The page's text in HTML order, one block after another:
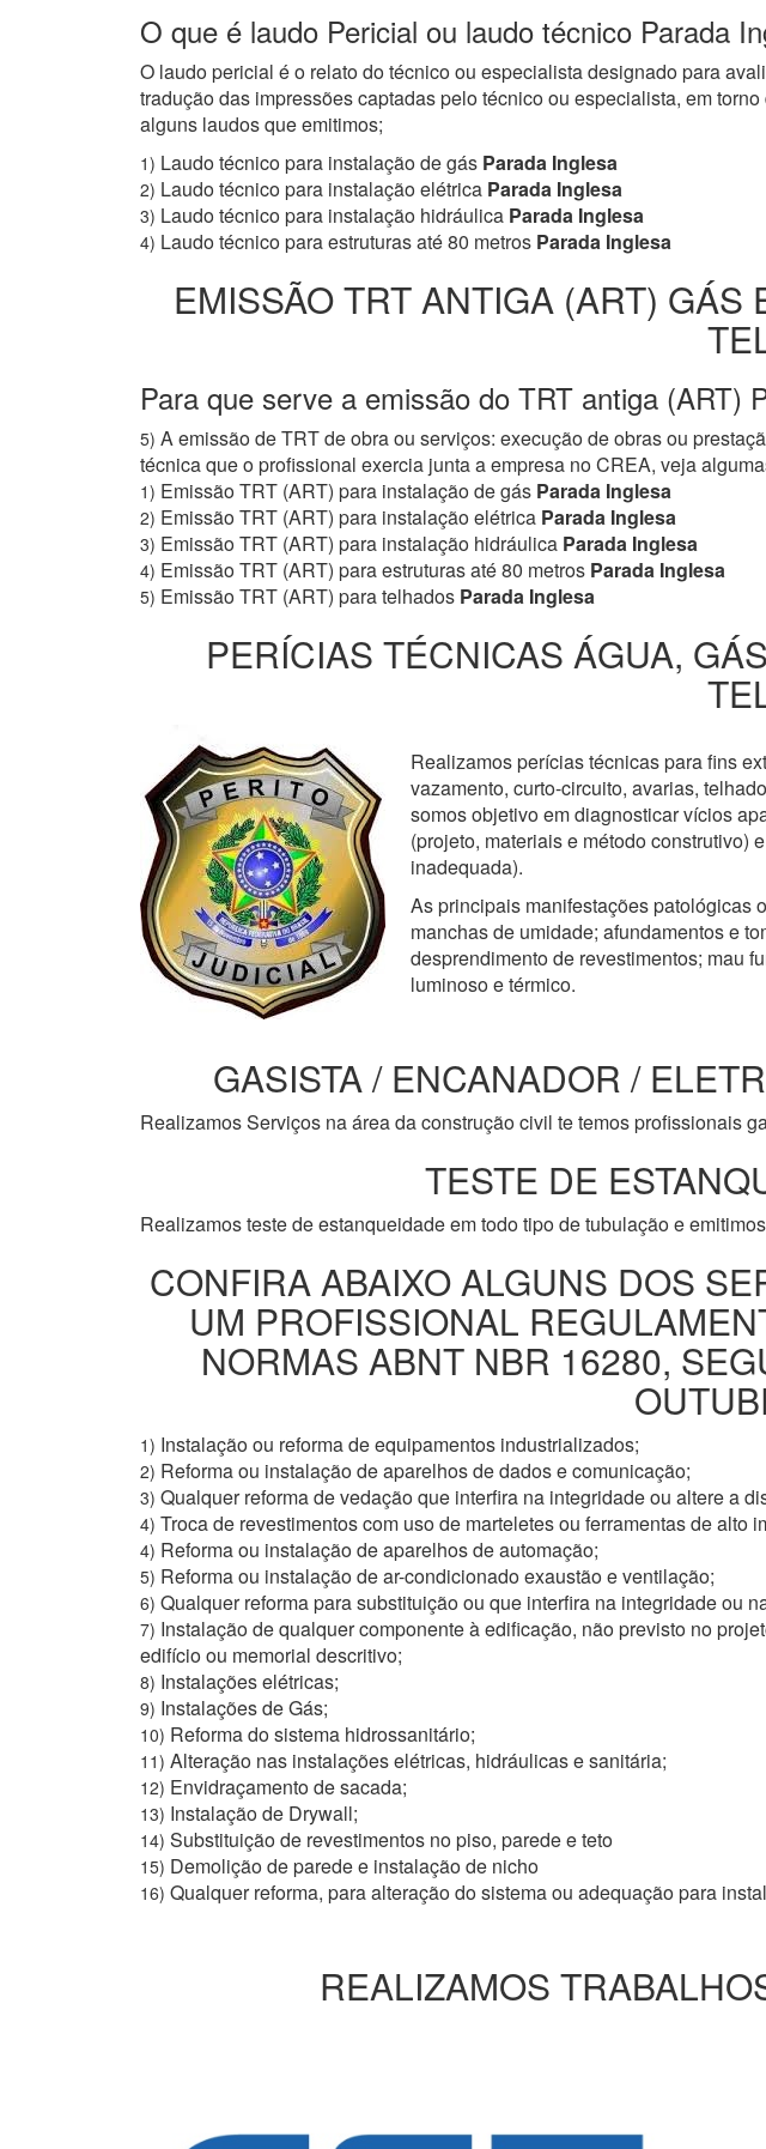
O que é laudo Pericial ou laudo técnico Parada
O laudo pericial é o relato do técnico ou especialista designado para
tradução das impressões captadas pelo técnico ou especialista, em
alguns laudos que emitimos;
1) Laudo técnico para instalação de gás Parada Inglesa
2) Laudo técnico para instalação elétrica Parada Inglesa
3) Laudo técnico para instalação hidráulica Parada Inglesa
4) Laudo técnico para estruturas até 80 metros Parada Inglesa
EMISSÃO TRT ANTIGA (ART)
Para que serve a emissão do TRT antiga (ART)
5) A emissão de TRT de obra ou serviços: execução de obras ou
técnica que o profissional exercia junta a empresa no CREA, veja
1) Emissão TRT (ART) para instalação de gás Parada Inglesa
2) Emissão TRT (ART) para instalação elétrica Parada Inglesa
3) Emissão TRT (ART) para instalação hidráulica Parada Inglesa
4) Emissão TRT (ART) para estruturas até 80 metros Parada Inglesa
5) Emissão TRT (ART) para telhados Parada Inglesa
PERÍCIAS TÉCNICAS ÁGUA,
Realizamos perícias técnicas para fins
vazamento, curto-circuito, avarias,
somos objetivo em diagnosticar vícios
(projeto, materiais e método construtivo)
inadequada).
As principais manifestações patológicas
manchas de umidade; afundamentos e
desprendimento de revestimentos; mau
luminoso e térmico.
GASISTA / ENCANADOR /
Realizamos Serviços na área da construção civil te temos profissionais
TESTE DE
Realizamos teste de estanqueidade em todo tipo de tubulação e
CONFIRA ABAIXO ALGUNS DOS
UM PROFISSIONAL
NORMAS ABNT NBR 16280,
1) Instalação ou reforma de equipamentos industrializados;
2) Reforma ou instalação de aparelhos de dados e comunicação;
3) Qualquer reforma de vedação que interfira na integridade ou altere a
4) Troca de revestimentos com uso de marteletes ou ferramentas de alto
4) Reforma ou instalação de aparelhos de automação;
5) Reforma ou instalação de ar-condicionado exaustão e ventilação;
6) Qualquer reforma para substituição ou que interfira na integridade ou
7) Instalação de qualquer componente à edificação, não previsto no
edifício ou memorial descritivo;
8) Instalações elétricas;
9) Instalações de Gás;
10) Reforma do sistema hidrossanitário;
11) Alteração nas instalações elétricas, hidráulicas e sanitária;
12) Envidraçamento de sacada;
13) Instalação de Drywall;
14) Substituição de revestimentos no piso, parede e teto
15) Demolição de parede e instalação de nicho
16) Qualquer reforma, para alteração do sistema ou adequação para
REALIZAMOS